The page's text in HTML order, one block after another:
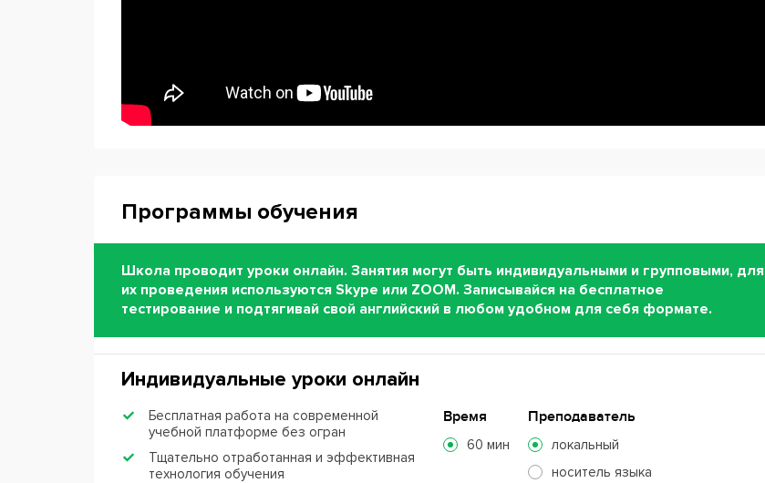
Программы обучения
Школа проводит уроки онлайн. Занятия могут быть индивидуальными и групповыми, для
их проведения используются Skype или ZOOM. Записывайся на бесплатное
тестирование и подтягивай свой английский в любом удобном для себя формате.
Индивидуальные уроки онлайн
Бесплатная работа на современной
учебной платформе без огран
Тщательно отработанная и эффективная
технология обучения
Время
60 мин
Преподаватель
локальный
носитель языка